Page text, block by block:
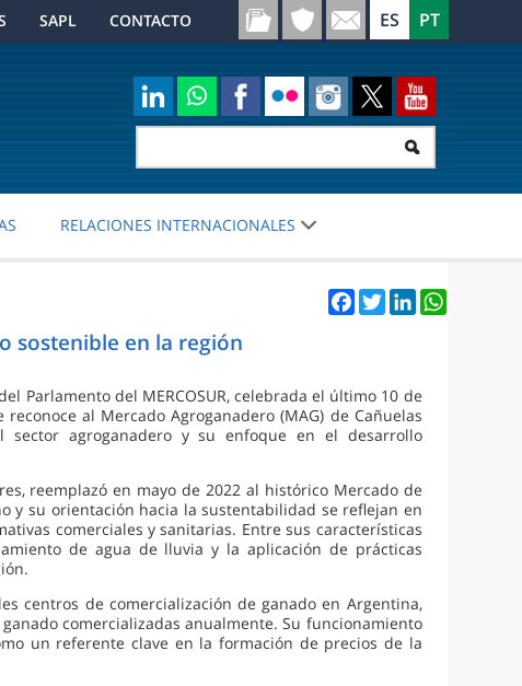
SAPL CONTACTO
RELACIONES INTERNACIONALES
Facebook
TwitterLinkedInWhatsApp
sostenible en la región
Parlamento del MERCOSUR, celebrada el último 10 de
al Mercado Agroganadero (MAG) de Cañuelas
agroganadero y su enfoque en el desarrollo
reemplazó en mayo de 2022 al histórico Mercado de
y su orientación hacia la sustentabilidad se reflejan en
comerciales y sanitarias. Entre sus características
de agua de lluvia y la aplicación de prácticas
centros de comercialización de ganado en Argentina,
comercializadas anualmente. Su funcionamiento
un referente clave en la formación de precios de la